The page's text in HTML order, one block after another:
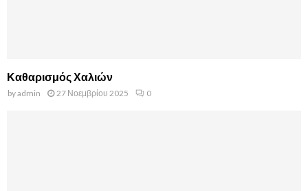
Καθαρισμός Χαλιών
byadmin 27 Νοεμβρίου 2025 0